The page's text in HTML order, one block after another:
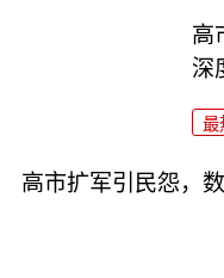
高
深
最
高市扩军引民怨，